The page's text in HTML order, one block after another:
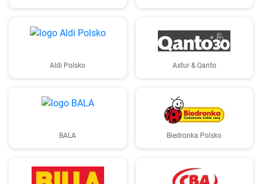
Aldi Polsko Astur & Qanto
BALA Biedronka Polsko